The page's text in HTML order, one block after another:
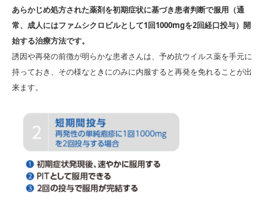
あらかじめ処方された薬剤を初期症状に基づき患者判断で服用（通
常、成人にはファムシクロビルとして1回1000mgを2回経口投与）開
始する治療方法です。
誘因や再発の前徴が明らかな患者さんは、予め抗ウイルス薬を手元に
持っておき、その様なときにのみに内服すると再発を免れることが出
来ます。